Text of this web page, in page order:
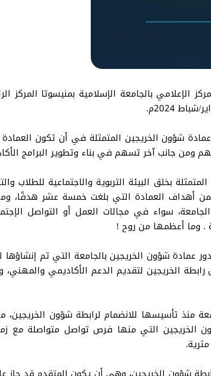
الإعلامي بالجامعة الإسلامية بمنيسوتا
شؤون الخريجين المتمثلة في أن تكون العمادة
ومن جانب آخر تسهم في بناء وتطوير البرامج
بخلق البيئة التربوية والاجتماعية للطلاب
أهداف العمادة التي بلغت خمسة عشر هدفًا،
سواء في مجالات العمل أو التواصل
. وما أعظمها من روح !
عمادة شؤون الخريجين بالجامعة التي تم إنشاؤها
الخريجين لتقديم الدعم الأكاديمي
منذ تأسيسها للانضمام لرابطة شؤون
الخريجين التي منها فرص تواصل متواصلة مع